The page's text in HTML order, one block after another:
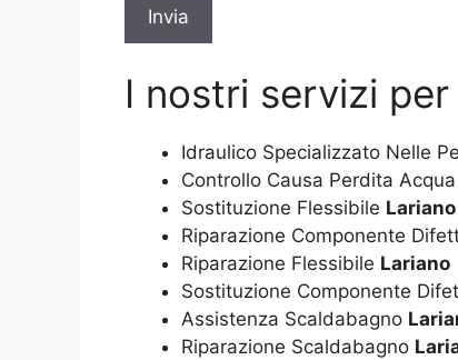
I nostri servizi per
Idraulico Specializzato Nelle
Controllo Causa Perdita Acqua
Sostituzione Flessibile Lariano
Riparazione Componente
Riparazione Flessibile Lariano
Sostituzione Componente
Assistenza Scaldabagno
Riparazione Scaldabagno